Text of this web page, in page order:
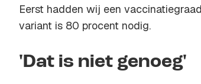
Eerst hadden wij een
variant is 80 procent nodig.
'Dat is niet genoeg'